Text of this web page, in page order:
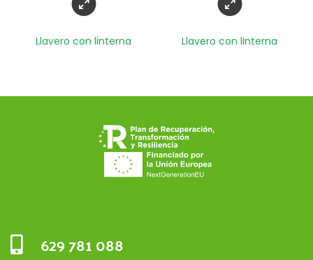
Llavero con linterna Llavero con linterna
629 781 088